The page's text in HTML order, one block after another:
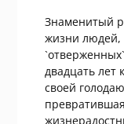
Знаменитый
жизни людей,
двадцать лет
своей